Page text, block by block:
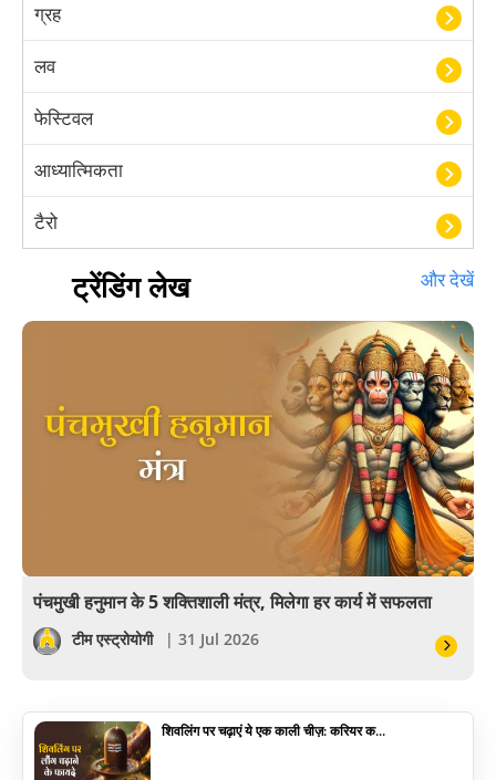
ग्रह
लव
फेस्टिवल
आध्यात्मिकता
टैरो
हस्तरेखा शास्त्र
बॉलीवुड
खेल
सेलिब्रिटी
योग
ट्रेंडिंग लेख और देखें
पंचमुखी हनुमान के 5 शक्तिशाली मंत्र, मिलेगा हर कार्य में सफलता
टीम एस्ट्रोयोगी | 31 Jul 2026
शिवलिंग पर चढ़ाएं ये एक काली चीज़: करियर क...